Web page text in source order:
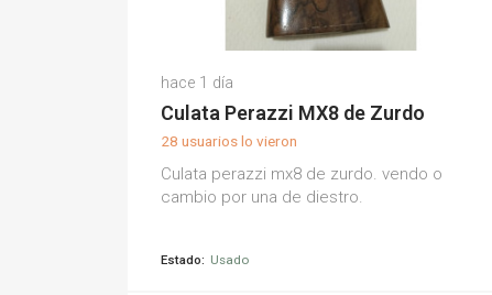
Ignacio C.
(0)
hace 1 día
Culata Perazzi MX8 de Zurdo
28 usuarios lo vieron
Culata perazzi mx8 de zurdo. vendo o
cambio por una de diestro.
Estado: Usado